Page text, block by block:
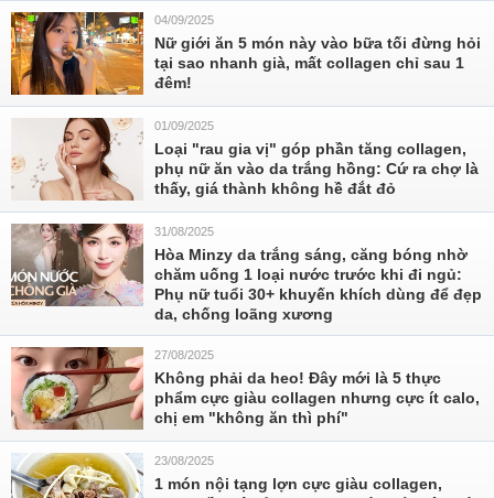
04/09/2025
Nữ giới ăn 5 món này vào bữa tối đừng hỏi
tại sao nhanh già, mất collagen chỉ sau 1
đêm!
01/09/2025
Loại "rau gia vị" góp phần tăng collagen,
phụ nữ ăn vào da trắng hồng: Cứ ra chợ là
thấy, giá thành không hề đắt đỏ
31/08/2025
Hòa Minzy da trắng sáng, căng bóng nhờ
chăm uống 1 loại nước trước khi đi ngủ:
Phụ nữ tuổi 30+ khuyến khích dùng để đẹp
da, chống loãng xương
27/08/2025
Không phải da heo! Đây mới là 5 thực
phẩm cực giàu collagen nhưng cực ít calo,
chị em "không ăn thì phí"
23/08/2025
1 món nội tạng lợn cực giàu collagen,